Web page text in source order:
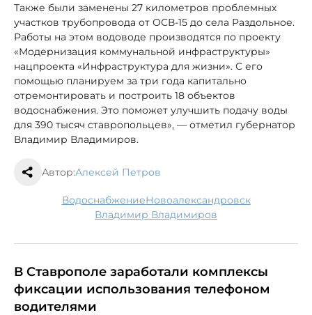
Также были заменены 27 километров проблемных
участков трубопровода от ОСВ-15 до села Раздольное.
Работы на этом водоводе производятся по проекту
«Модернизация коммунальной инфраструктуры»
нацпроекта «Инфраструктура для жизни». С его
помощью планируем за три года капитально
отремонтировать и построить 18 объектов
водоснабжения. Это поможет улучшить подачу воды
для 390 тысяч ставропольцев», — отметил губернатор
Владимир Владимиров.
Автор:Алексей Петров
водоснабжение
Новоалександровск
Владимир Владимиров
В Ставрополе заработали комплексы
фиксации использования телефоном
водителями